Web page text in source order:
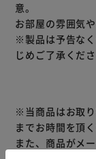
意。
お部屋の雰囲気
※製品は予告な
じめご了承くださ
※当商品はお取
までお時間を頂
また、商品がメ